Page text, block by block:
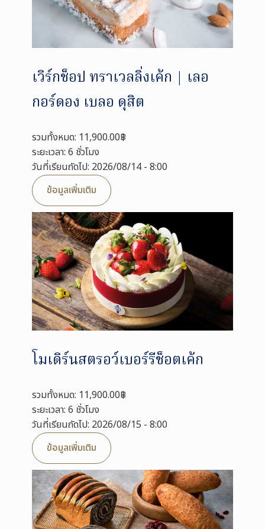
เวิร์กช็อป ทราเวลลิ่งเค้ก | เลอ
กอร์ดอง เบลอ ดุสิต
รวมทั้งหมด: 11,900.00฿
ระยะเวลา: 6 ชั่วโมง
วันที่เรียนถัดไป: 2026/08/14 - 8:00
ข้อมูลเพิ่มเติม
โมเดิร์นสตรอว์เบอร์รีช็อตเค้ก
รวมทั้งหมด: 11,900.00฿
ระยะเวลา: 6 ชั่วโมง
วันที่เรียนถัดไป: 2026/08/15 - 8:00
ข้อมูลเพิ่มเติม